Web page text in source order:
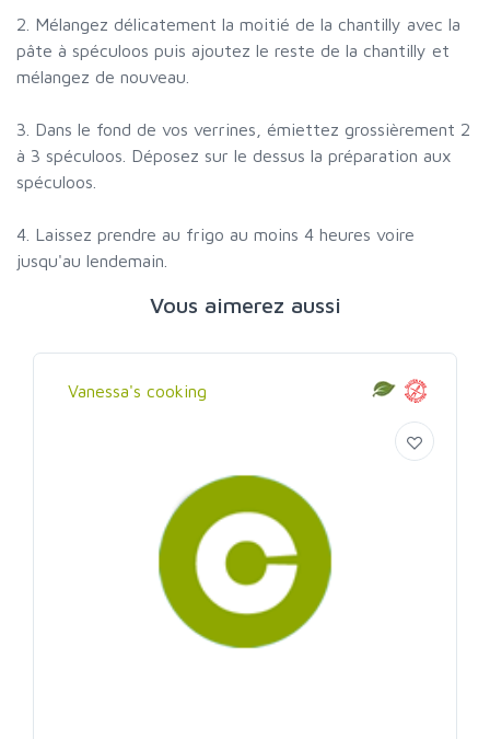
2. Mélangez délicatement la moitié de la chantilly avec la
pâte à spéculoos puis ajoutez le reste de la chantilly et
mélangez de nouveau.
3. Dans le fond de vos verrines, émiettez grossièrement 2
à 3 spéculoos. Déposez sur le dessus la préparation aux
spéculoos.
4. Laissez prendre au frigo au moins 4 heures voire
jusqu'au lendemain.
Vous aimerez aussi
Vanessa's cooking